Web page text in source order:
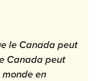
le Canada peut
Canada peut
en